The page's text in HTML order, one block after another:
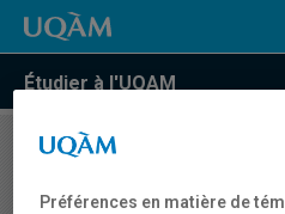
Étudier à l'UQAM
COURS//
Préférences en matière de